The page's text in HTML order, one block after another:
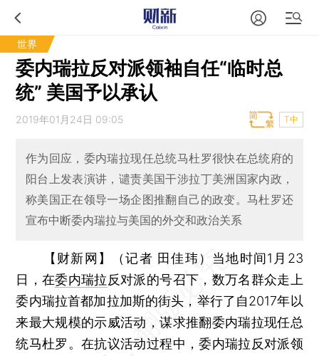
世界
委内瑞拉反对派领袖自任“临时总
统” 美国予以承认
2019年01月24日 09:05 T中
作为回应，委内瑞拉现任总统马杜罗很快在总统府的
阳台上发表演讲，谴责美国干涉拉丁美洲国家内政，
称美国正在领导一场企图推翻自己的政变。马杜罗还
宣布中断委内瑞拉与美国的外交和政治关系
【财新网】（记者 田佳玮） 当地时间1月23
日，在委内瑞拉反对派的号召下，数万名群众走上
委内瑞拉首都加拉加斯的街头，举行了自2017年以
来最大规模的示威活动，谋求推翻委内瑞拉现任总
统马杜罗。在抗议活动过程中，委内瑞拉反对派领